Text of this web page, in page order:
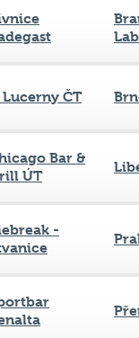
Lucerny ČT
Bar &
ÚT
-